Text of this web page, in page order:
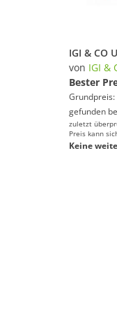
IGI & CO
von IGI &
Bester
gefunden
zuletzt
Preis kann
Keine